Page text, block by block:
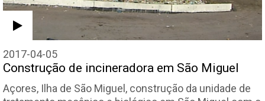
2017-04-05
Construção de incineradora em São Miguel
Açores, Ilha de São Miguel, construção da unidade de